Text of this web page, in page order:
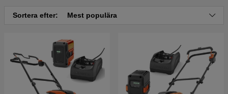
Sortera efter: Mest populära